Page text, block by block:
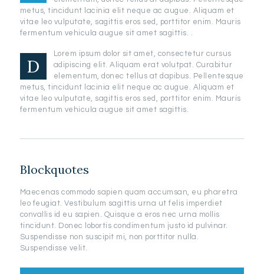
metus, tincidunt lacinia elit neque ac augue. Aliquam et
vitae leo vulputate, sagittis eros sed, porttitor enim. Mauris
fermentum vehicula augue sit amet sagittis. .
D
Lorem ipsum dolor sit amet, consectetur cursus
adipiscing elit. Aliquam erat volutpat. Curabitur
elementum, donec tellus at dapibus. Pellentesque
metus, tincidunt lacinia elit neque ac augue. Aliquam et
vitae leo vulputate, sagittis eros sed, porttitor enim. Mauris
fermentum vehicula augue sit amet sagittis.
Blockquotes
Maecenas commodo sapien quam accumsan, eu pharetra
leo feugiat. Vestibulum sagittis urna ut felis imperdiet
convallis id eu sapien. Quisque a eros nec urna mollis
tincidunt. Donec lobortis condimentum justo id pulvinar.
Suspendisse non suscipit mi, non porttitor nulla.
Suspendisse velit.